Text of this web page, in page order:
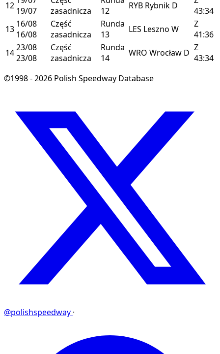
12 19/07
zasadnicza
12
RYB Rybnik D
43:34
13 16/08
16/08
Część
zasadnicza
Runda
13
LES Leszno W
Z
41:36
1423/08
23/08
Część
zasadnicza
Runda
14
WRO Wrocław D Z
43:34
©1998 - 2026 Polish Speedway Database
@polishspeedway ·